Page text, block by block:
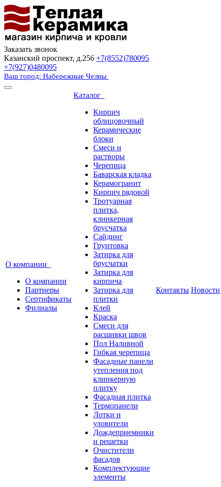
Заказать звонок
Казанский проспект, д.256 +7(8552)780095
+7(927)0480095
Ваш город: Набережные Челны
О компании
О компании
Партнеры
Сертификаты
Филиалы
Каталог
Кирпич
облицовочный
Керамические
блоки
Смеси и
растворы
Черепица
Баварская кладка
Керамогранит
Кирпич рядовой
Тротуарная
плитка,
клинкерная
брусчатка
Сайдинг
Грунтовка
Затирка для
брусчатки
Затирка для
кирпича
Затирка для
плитки
Клей
Краска
Смеси для
расшивки швов
Пол Наливной
Гибкая черепица
Фасадные панели
утепления под
клинкерную
плитку
Фасадная плитка
Термопанели
Лотки и
уловители
Дождеприемники
и решетки
Очистители
фасадов
Комплектующие
элементы
Контакты Новости